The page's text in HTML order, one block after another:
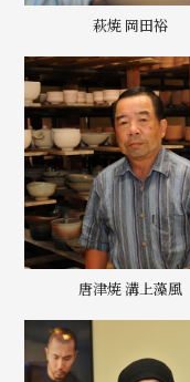
萩焼 岡田裕
唐津焼 溝上藻風